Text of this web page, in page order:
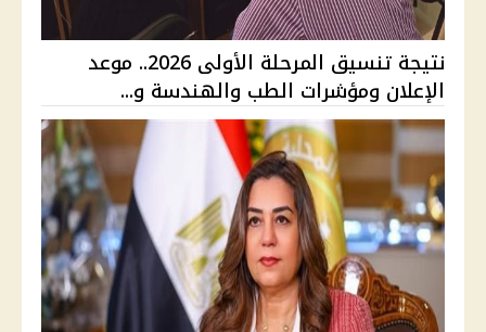
نتيجة تنسيق المرحلة الأولى 2026.. موعد
الإعلان ومؤشرات الطب والهندسة و...